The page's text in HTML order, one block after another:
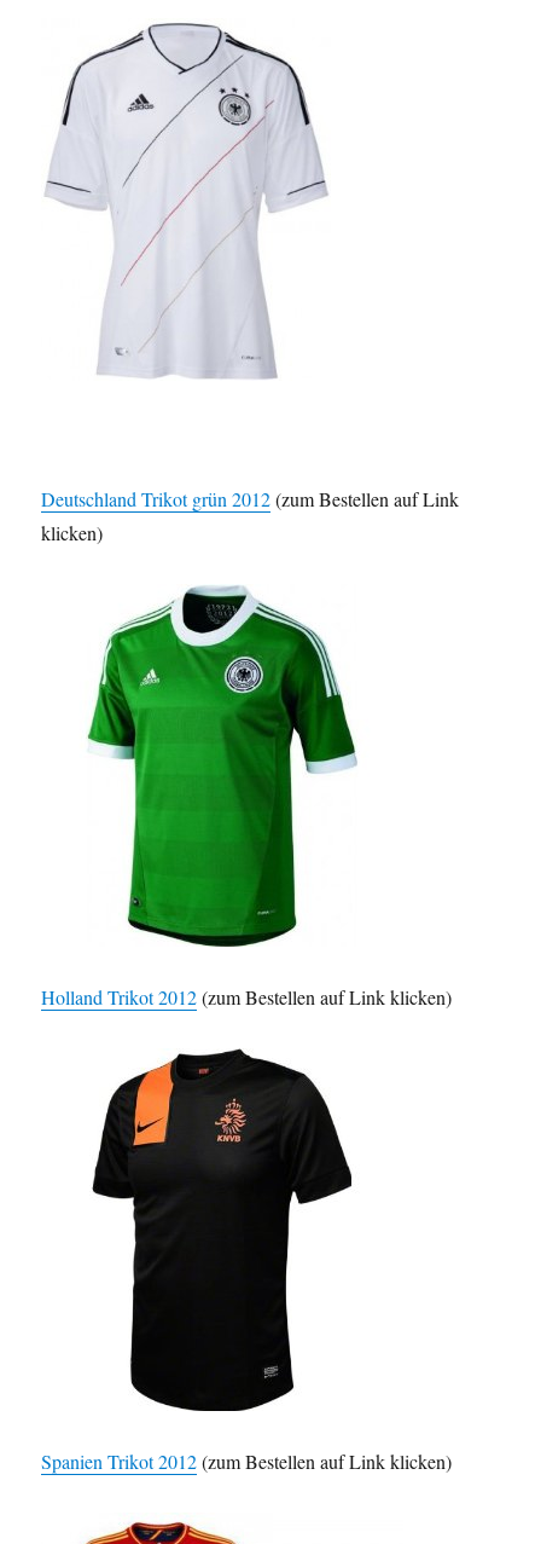
Deutschland Trikot grün 2012(zum Bestellen auf Link
klicken)
Holland Trikot 2012(zum Bestellen auf Link klicken)
Spanien Trikot 2012(zum Bestellen auf Link klicken)